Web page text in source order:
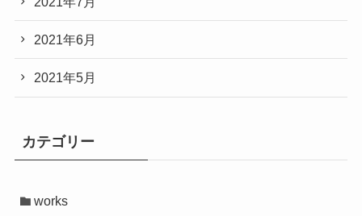
2021年6月
2021年5月
カテゴリー
works